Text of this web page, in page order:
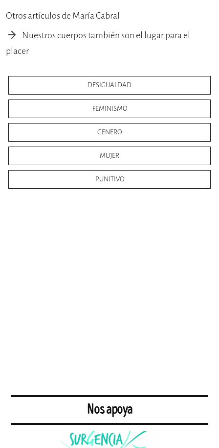
Otros artículos de María Cabral
Nuestros cuerpos también son el lugar para el
placer
DESIGUALDAD
FEMINISMO
GENERO
MUJER
PUNITIVO
Nos apoya